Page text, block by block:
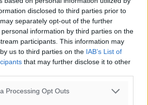
disclosed to third parties prior to
separately opt-out of the further
information by third parties on the
participants. This information may
us to third parties on the IAB’s List of
that may further disclose it to other
Processing Opt Outs
άφησε στις τάξεις του
1-0 από τον Απόλλωνα Καλυθιών, για
του πρωταθλήματος της Α’
...